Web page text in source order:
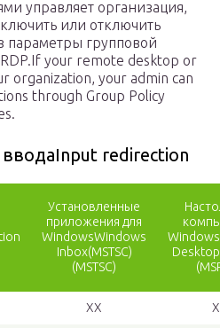
управляет организация,
или отключить
параметры групповой
your remote desktop or
organization, your admin can
through Group Policy
redirection
Установленные
приложения для
WindowsWindows
Inbox(MSTSC)
(MSTSC)
XX